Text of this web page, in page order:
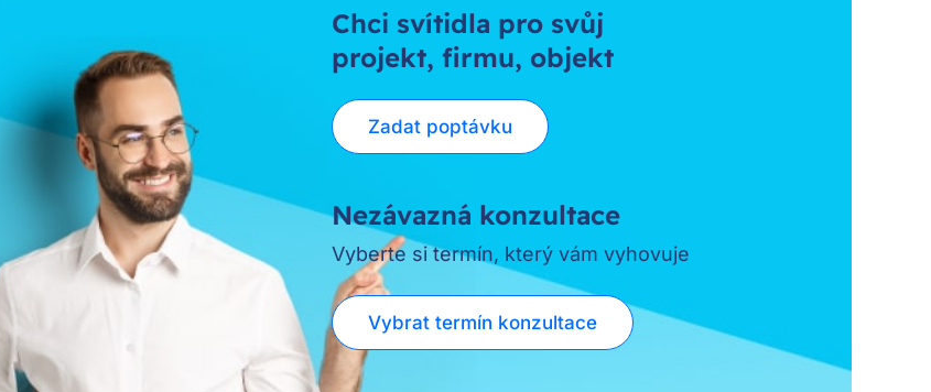
Chci svítidla pro svůj
projekt, firmu, objekt
Zadat poptávku
Nezávazná konzultace
Vyberte si termín, který vám vyhovuje
Vybrat termín konzultace